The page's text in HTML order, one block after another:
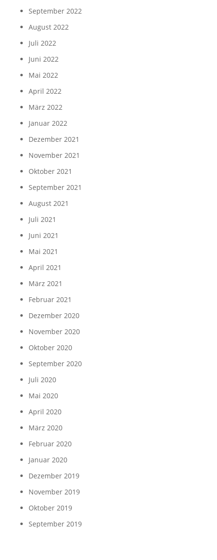
September 2022
August 2022
Juli 2022
Juni 2022
Mai 2022
April 2022
März 2022
Januar 2022
Dezember 2021
November 2021
Oktober 2021
September 2021
August 2021
Juli 2021
Juni 2021
Mai 2021
April 2021
März 2021
Februar 2021
Dezember 2020
November 2020
Oktober 2020
September 2020
Juli 2020
Mai 2020
April 2020
März 2020
Februar 2020
Januar 2020
Dezember 2019
November 2019
Oktober 2019
September 2019